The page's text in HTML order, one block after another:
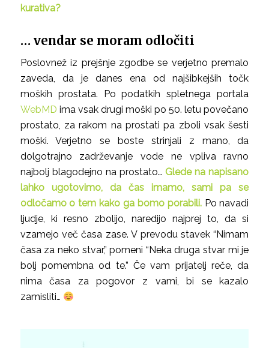
kurativa?
… vendar se moram odločiti
Poslovnež iz prejšnje zgodbe se verjetno premalo
zaveda, da je danes ena od najšibkejših točk
moških prostata. Po podatkih spletnega portala
WebMD ima vsak drugi moški po 50. letu povečano
prostato, za rakom na prostati pa zboli vsak šesti
moški. Verjetno se boste strinjali z mano, da
dolgotrajno zadrževanje vode ne vpliva ravno
najbolj blagodejno na prostato…Glede na napisano
lahko ugotovimo, da čas imamo, sami pa se
odločamo o tem kako ga bomo porabili. Po navadi
ljudje, ki resno zbolijo, naredijo najprej to, da si
vzamejo več časa zase. V prevodu stavek “Nimam
časa za neko stvar,” pomeni “Neka druga stvar mi je
bolj pomembna od te.” Če vam prijatelj reče, da
nima časa za pogovor z vami, bi se kazalo
zamisliti…